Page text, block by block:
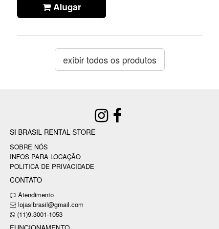
Alugar
exibir todos os produtos
SI BRASIL RENTAL STORE
SOBRE NÓS
INFOS PARA LOCAÇÃO
POLITICA DE PRIVACIDADE
CONTATO
Atendimento
lojasibrasil@gmail.com
(11)9.3001-1053